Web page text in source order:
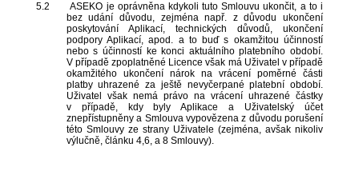
5.2
ASEKO je oprávněna kdykoli tuto Smlouvu ukončit, a to i
bez udání důvodu, zejména např. z důvodu ukončení
poskytování Aplikací, technických důvodů, ukončení
podpory Aplikací, apod. a to buď s okamžitou účinností
nebo s účinností ke konci aktuálního platebního období.
V případě zpoplatněné Licence však má Uživatel v případě
okamžitého ukončení nárok na vrácení poměrné části
platby uhrazené za ještě nevyčerpané platební období.
Uživatel však nemá právo na vrácení uhrazené částky
v případě, kdy byly Aplikace a Uživatelský účet
znepřístupněny a Smlouva vypovězena z důvodu porušení
této Smlouvy ze strany Uživatele (zejména, avšak nikoliv
výlučně, článku 4,6, a 8 Smlouvy).